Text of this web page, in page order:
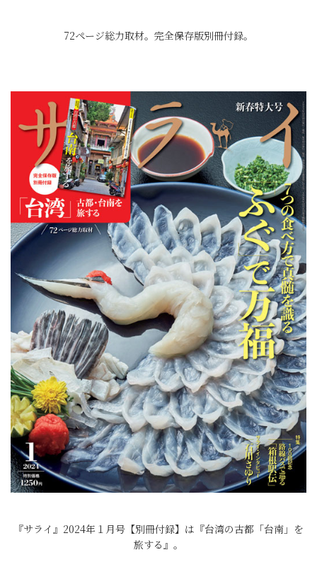
72ページ総力取材。完全保存版別冊付録。
『サライ』2024年１月号【別冊付録】は『台湾の古都「台南」を
旅する』。